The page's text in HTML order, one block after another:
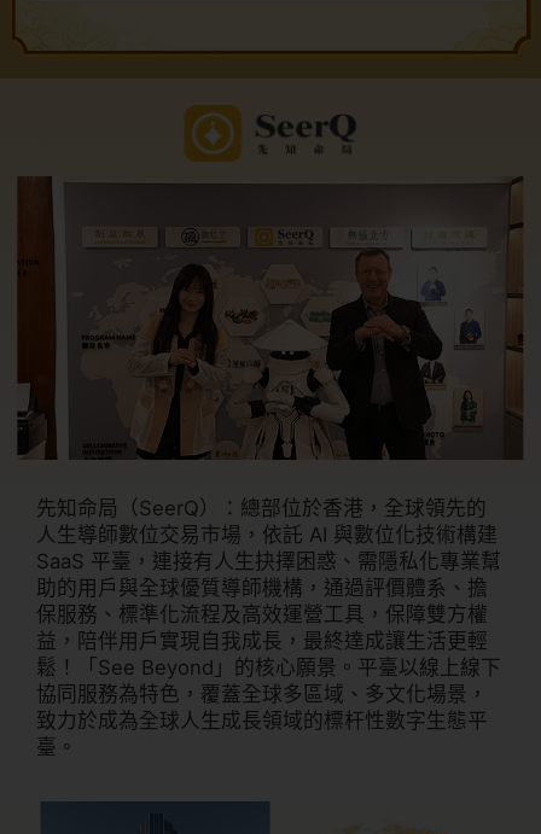
先知命局（SeerQ）：總部位於香港，全球領先的
人生導師數位交易市場，依託 AI 與數位化技術構建
SaaS 平臺，連接有人生抉擇困惑、需隱私化專業幫
助的用戶與全球優質導師機構，通過評價體系、擔
保服務、標準化流程及高效運營工具，保障雙方權
益，陪伴用戶實現自我成長，最終達成讓生活更輕
鬆！「See Beyond」的核心願景。平臺以線上線下
協同服務為特色，覆蓋全球多區域、多文化場景，
致力於成為全球人生成長領域的標杆性數字生態平
臺。